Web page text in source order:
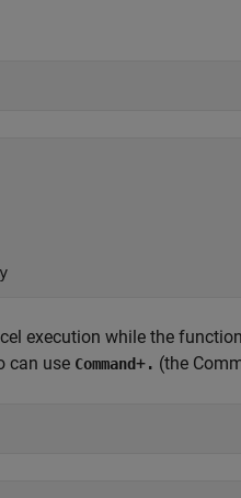
execution while the
can use Command+. (the